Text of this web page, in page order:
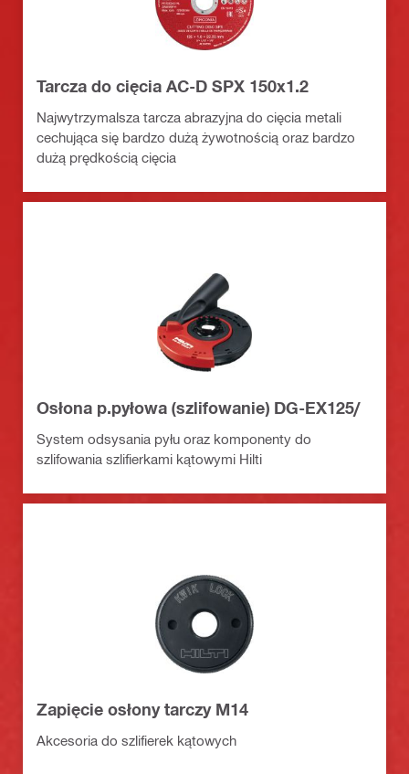
Tarcza do cięcia AC-D SPX 150x1.2
Najwytrzymalsza tarcza abrazyjna do cięcia metali
cechująca się bardzo dużą żywotnością oraz bardzo
dużą prędkością cięcia
Osłona p.pyłowa (szlifowanie) DG-EX125/
System odsysania pyłu oraz komponenty do
szlifowania szlifierkami kątowymi Hilti
Zapięcie osłony tarczy M14
Akcesoria do szlifierek kątowych